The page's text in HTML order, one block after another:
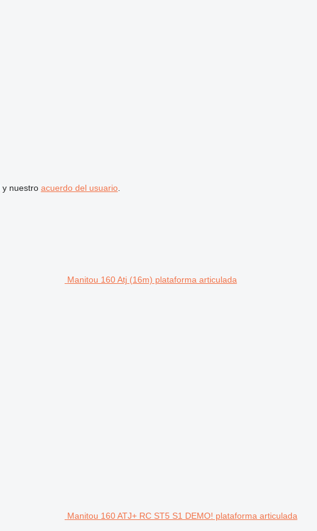
y nuestro acuerdo del usuario.
Manitou 160 Atj (16m) plataforma articulada
Manitou 160 ATJ+ RC ST5 S1 DEMO! plataforma articulada